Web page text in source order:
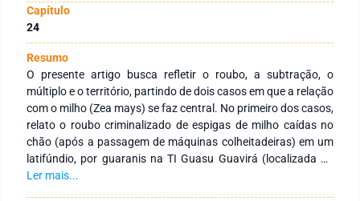
Capítulo
24
Resumo
O presente artigo busca refletir o roubo, a subtração, o
múltiplo e o território, partindo de dois casos em que a relação
com o milho (Zea mays) se faz central. No primeiro dos casos,
relato o roubo criminalizado de espigas de milho caídas no
chão (após a passagem de máquinas colheitadeiras) em um
latifúndio, por guaranis na TI Guasu Guavirá (localizada no
extremo oeste do estado do Paraná, Brasil). No segundo dos
Ler mais...